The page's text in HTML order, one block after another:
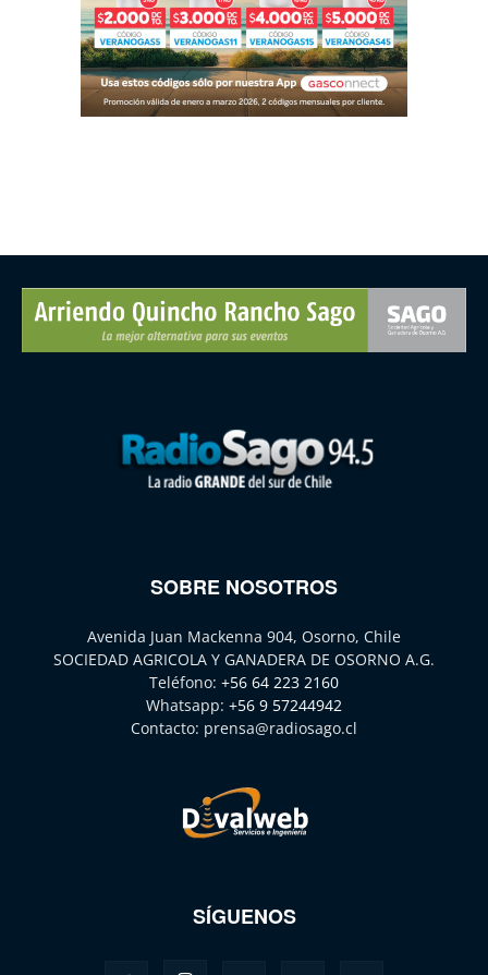
SOBRE NOSOTROS
Avenida Juan Mackenna 904, Osorno, Chile
SOCIEDAD AGRICOLA Y GANADERA DE OSORNO A.G.
Teléfono: +56 64 223 2160
Whatsapp: +56 9 57244942
Contacto: prensa@radiosago.cl
SÍGUENOS